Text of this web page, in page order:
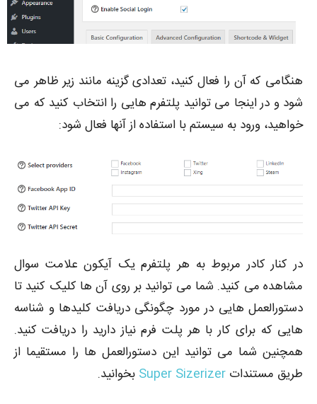
هنگامی که آن را فعال کنید، تعدادی گزینه مانند زیر ظاهر می
شود و در اینجا می توانید پلتفرم هایی را انتخاب کنید که می
خواهید، ورود به سیستم با استفاده از آنها فعال شود:
در کنار کادر مربوط به هر پلتفرم یک آیکون علامت سوال
مشاهده می کنید. شما می توانید بر روی آن ها کلیک کنید تا
دستورالعمل هایی در مورد چگونگی دریافت کلیدها و شناسه
هایی که برای کار با هر پلت فرم نیاز دارید را دریافت کنید.
همچنین شما می توانید این دستورالعمل ها را مستقیما از
طریق مستندات Super Sizerizer بخوانید.